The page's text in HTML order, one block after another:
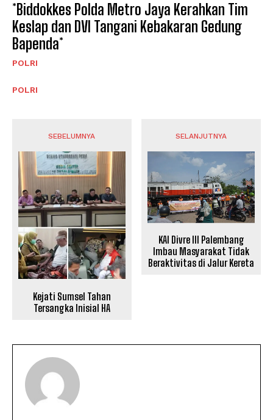
*Biddokkes Polda Metro Jaya Kerahkan Tim
Keslap dan DVI Tangani Kebakaran Gedung
Bapenda*
POLRI
POLRI
SEBELUMNYA
Kejati Sumsel Tahan
Tersangka Inisial HA
SELANJUTNYA
KAI Divre III Palembang
Imbau Masyarakat Tidak
Beraktivitas di Jalur Kereta